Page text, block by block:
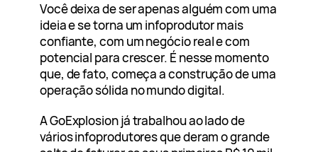
Você deixa de ser apenas alguém com uma
ideia e se torna um infoprodutor mais
confiante, com um negócio real e com
potencial para crescer. É nesse momento
que, de fato, começa a construção de uma
operação sólida no mundo digital.
A GoExplosion já trabalhou ao lado de
vários infoprodutores que deram o grande